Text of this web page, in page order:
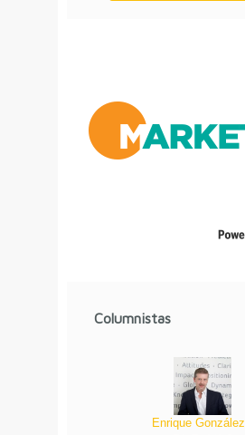
Columnistas
Enrique González